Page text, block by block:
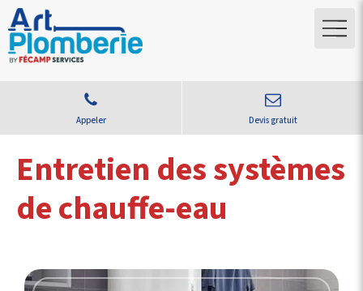
Appeler Devis gratuit
Entretien des systèmes
de chauffe-eau